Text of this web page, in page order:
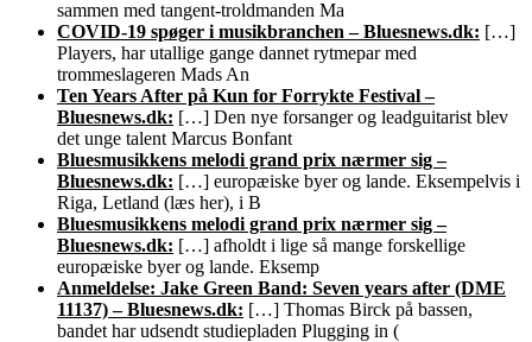
sammen med tangent-troldmanden Ma
COVID-19 spøger i musikbranchen – Bluesnews.dk: […]
Players, har utallige gange dannet rytmepar med
trommeslageren Mads An
Ten Years After på Kun for Forrykte Festival –
Bluesnews.dk: […] Den nye forsanger og leadguitarist blev
det unge talent Marcus Bonfant
Bluesmusikkens melodi grand prix nærmer sig –
Bluesnews.dk: […] europæiske byer og lande. Eksempelvis i
Riga, Letland (læs her), i B
Bluesmusikkens melodi grand prix nærmer sig –
Bluesnews.dk: […] afholdt i lige så mange forskellige
europæiske byer og lande. Eksemp
Anmeldelse: Jake Green Band: Seven years after (DME
11137) – Bluesnews.dk: […] Thomas Birck på bassen,
bandet har udsendt studiepladen Plugging in (